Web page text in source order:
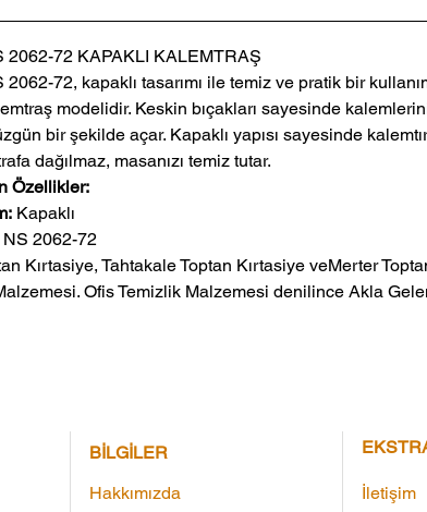
2062-72 KAPAKLI KALEMTRAŞ
72, kapaklı tasarımı ile temiz ve pratik bir
modelidir. Keskin bıçakları sayesinde
bir şekilde açar. Kapaklı yapısı sayesinde
dağılmaz, masanızı temiz tutar.
Özellikler:
Kapaklı
NS 2062-72
Ofis Temizlik Malzemesi denilince Akla
BİLGİLER
Hakkımızda
İletişim